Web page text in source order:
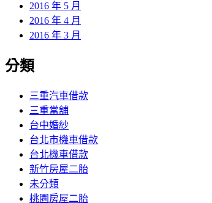
2016 年 5 月
2016 年 4 月
2016 年 3 月
分類
三重汽車借款
三重當舖
台中婚紗
台北市機車借款
台北機車借款
新竹房屋二胎
未分類
桃園房屋二胎